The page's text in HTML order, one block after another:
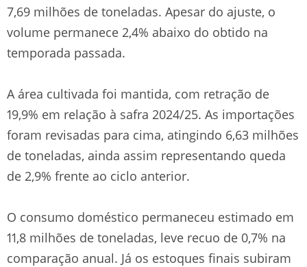
7,69 milhões de toneladas. Apesar do ajuste, o
volume permanece 2,4% abaixo do obtido na
temporada passada.
A área cultivada foi mantida, com retração de
19,9% em relação à safra 2024/25. As importações
foram revisadas para cima, atingindo 6,63 milhões
de toneladas, ainda assim representando queda
de 2,9% frente ao ciclo anterior.
O consumo doméstico permaneceu estimado em
11,8 milhões de toneladas, leve recuo de 0,7% na
comparação anual. Já os estoques finais subiram